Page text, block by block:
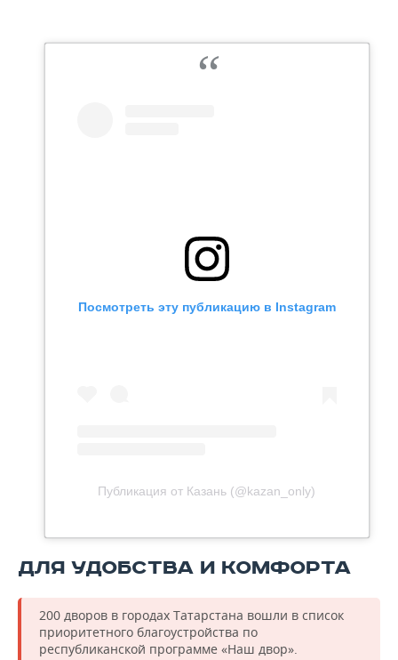
Посмотреть эту публикацию в Instagram
Публикация от Казань (@kazan_only)
ДЛЯ УДОБСТВА И КОМФОРТА
200 дворов в городах Татарстана вошли в список
приоритетного благоустройства по
республиканской программе «Наш двор».